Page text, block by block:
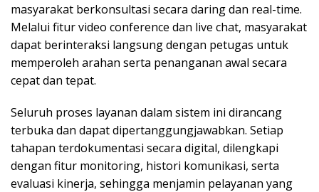
masyarakat berkonsultasi secara daring dan real-time.
Melalui fitur video conference dan live chat, masyarakat
dapat berinteraksi langsung dengan petugas untuk
memperoleh arahan serta penanganan awal secara
cepat dan tepat.
Seluruh proses layanan dalam sistem ini dirancang
terbuka dan dapat dipertanggungjawabkan. Setiap
tahapan terdokumentasi secara digital, dilengkapi
dengan fitur monitoring, histori komunikasi, serta
evaluasi kinerja, sehingga menjamin pelayanan yang